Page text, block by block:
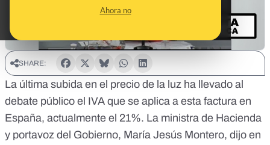
Ahora no
SHARE:
La última subida en el precio de la luz ha llevado al
debate público el IVA que se aplica a esta factura en
España, actualmente el 21%. La ministra de Hacienda
y portavoz del Gobierno, María Jesús Montero, dijo en